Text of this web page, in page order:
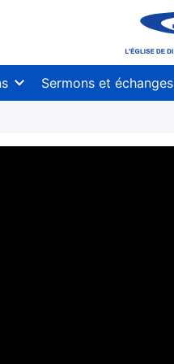
Sermons et échanges